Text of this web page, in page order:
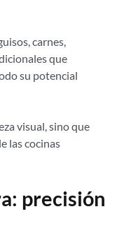
carnes,
que
su potencial
visual, sino que
las cocinas
precisión